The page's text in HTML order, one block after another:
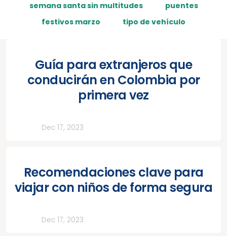
semana santa sin multitudes
puentes
festivos marzo
tipo de vehículo
Guía para extranjeros que
conducirán en Colombia por
primera vez
Dec 17, 2023
Recomendaciones clave para
viajar con niños de forma segura
Dec 17, 2023